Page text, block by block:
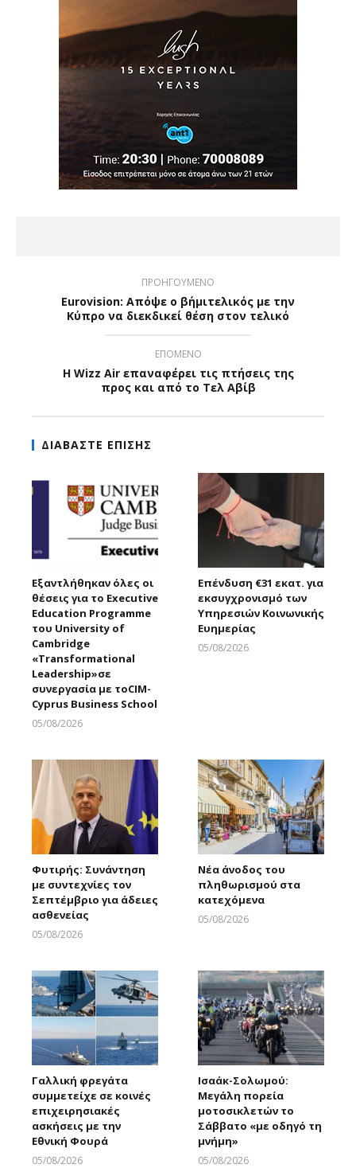
ΠΡΟΗΓΟΥΜΕΝΟ
Eurovision: Aπόψε ο β΄ημιτελικός με την
Κύπρο να διεκδικεί θέση στον τελικό
ΕΠΟΜΕΝΟ
Η Wizz Air επαναφέρει τις πτήσεις της
προς και από το Τελ Αβίβ
ΔΙΑΒΑΣΤΕ ΕΠΙΣΗΣ
Εξαντλήθηκαν όλες οι
θέσεις για το Executive
Education Programme
του University of
Cambridge
«Transformational
Leadership»σε
συνεργασία με τοCIM-
Cyprus Business School
05/08/2026
Επένδυση €31 εκατ. για
εκσυγχρονισμό των
Υπηρεσιών Κοινωνικής
Ευημερίας
05/08/2026
Φυτιρής: Συνάντηση
με συντεχνίες τον
Σεπτέμβριο για άδειες
ασθενείας
05/08/2026
Νέα άνοδος του
πληθωρισμού στα
κατεχόμενα
05/08/2026
Γαλλική φρεγάτα
συμμετείχε σε κοινές
επιχειρησιακές
ασκήσεις με την
Εθνική Φουρά
05/08/2026
Ισαάκ-Σολωμού:
Μεγάλη πορεία
μοτοσικλετών το
Σάββατο «με οδηγό τη
μνήμη»
05/08/2026